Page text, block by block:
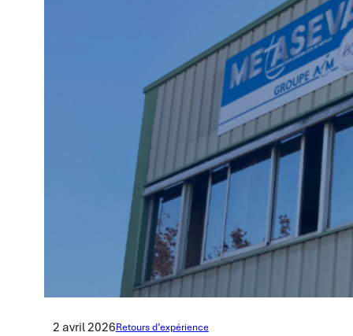
2 avril 2026Retours d’expérience